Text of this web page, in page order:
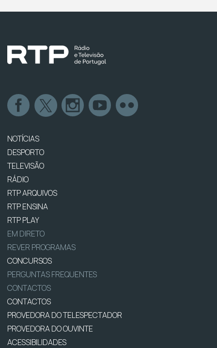
NOTÍCIAS
DESPORTO
TELEVISÃO
RÁDIO
RTP ARQUIVOS
RTP ENSINA
RTP PLAY
EM DIRETO
REVER PROGRAMAS
CONCURSOS
PERGUNTAS FREQUENTES
CONTACTOS
CONTACTOS
PROVEDORA DO TELESPECTADOR
PROVEDORA DO OUVINTE
ACESSIBILIDADES